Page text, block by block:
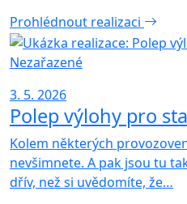
Prohlédnout realizaci
Nezařazené
3. 5. 2026
Polep výlohy pro
Kolem některých
nevšimnete. A pak jsou tu
dřív, než si uvědomíte, že…